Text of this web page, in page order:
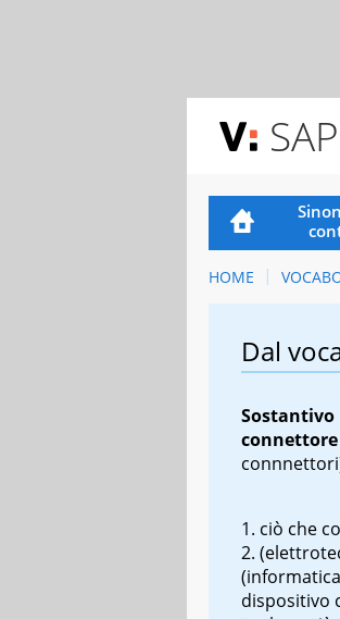
HOME
Dal
Sostantivo
connettore
ciò che
dispositivo